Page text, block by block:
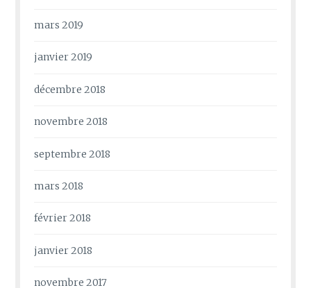
mars 2019
janvier 2019
décembre 2018
novembre 2018
septembre 2018
mars 2018
février 2018
janvier 2018
novembre 2017